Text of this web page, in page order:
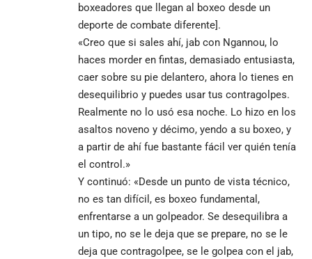
boxeadores que llegan al boxeo desde un
deporte de combate diferente].
«Creo que si sales ahí, jab con Ngannou, lo
haces morder en fintas, demasiado entusiasta,
caer sobre su pie delantero, ahora lo tienes en
desequilibrio y puedes usar tus contragolpes.
Realmente no lo usó esa noche. Lo hizo en los
asaltos noveno y décimo, yendo a su boxeo, y
a partir de ahí fue bastante fácil ver quién tenía
el control.»
Y continuó: «Desde un punto de vista técnico,
no es tan difícil, es boxeo fundamental,
enfrentarse a un golpeador. Se desequilibra a
un tipo, no se le deja que se prepare, no se le
deja que contragolpee, se le golpea con el jab,